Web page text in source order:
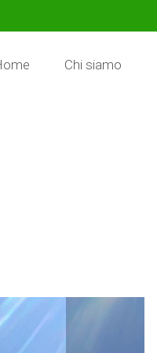
Chi siamo